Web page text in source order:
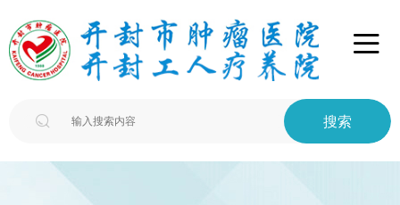

 搜索